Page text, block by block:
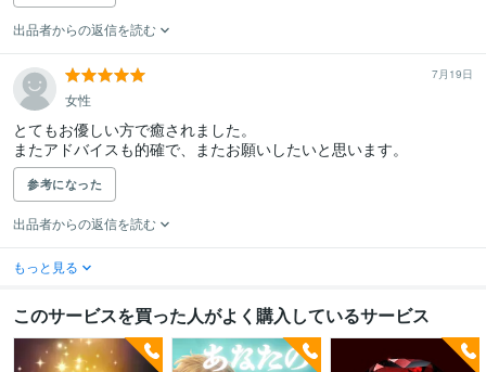
出品者からの返信を読む
7月19日
女性
とてもお優しい方で癒されました。
またアドバイスも的確で、またお願いしたいと思います。
参考になった
出品者からの返信を読む
もっと見る
このサービスを買った人がよく購入しているサービス